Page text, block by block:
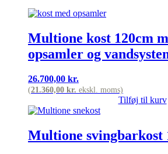
Multione kost 120cm
opsamler og
26.700,00 kr.
(21.360,00 kr. ekskl. moms)
Tilføj til kurv
Multione svingbarkost